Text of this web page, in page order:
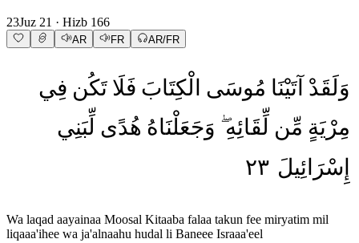
23Juz 21 · Hizb 166
AR FR AR/FR
وَلَقَدْ آتَيْنَا مُوسَى الْكِتَابَ فَلَا تَكُن فِي
مِرْيَةٍ مِّن لِّقَائِهِ وَجَعَلْنَاهُ هُدًى لِّبَنِي
إِسْرَائِيلَ ٢٣
Wa laqad aayainaa Moosal Kitaaba falaa takun fee miryatim mil
liqaaa'ihee wa ja'alnaahu hudal li Baneee Israaa'eel